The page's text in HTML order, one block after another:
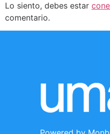
Lo siento, debes estar
comentario.